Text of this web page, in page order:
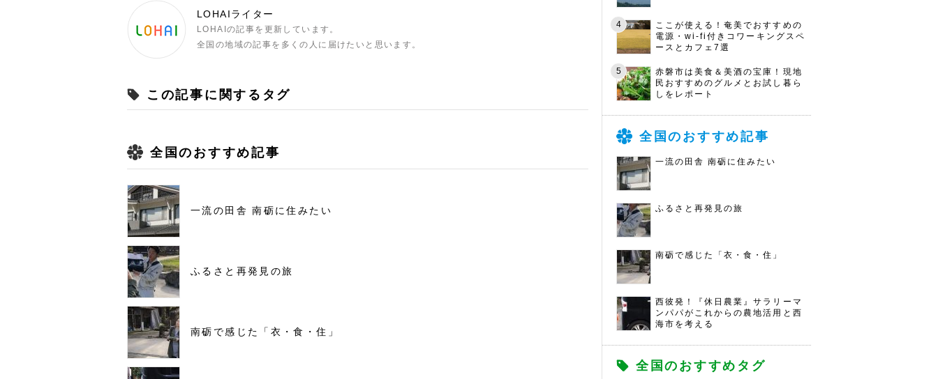
LOHAIライター
LOHAIの記事を更新しています。
全国の地域の記事を多くの人に届けたいと思います。
この記事に関するタグ
全国のおすすめ記事
一流の田舎 南砺に住みたい
ふるさと再発見の旅
南砺で感じた「衣・食・住」
ここが使える！奄美でおすすめの
電源・wi-fi付きコワーキングスペ
ースとカフェ7選
赤磐市は美食＆美酒の宝庫！現地
民おすすめのグルメとお試し暮ら
しをレポート
全国のおすすめ記事
一流の田舎 南砺に住みたい
ふるさと再発見の旅
南砺で感じた「衣・食・住」
西彼発！『休日農業』サラリーマ
ンパパがこれからの農地活用と西
海市を考える
全国のおすすめタグ